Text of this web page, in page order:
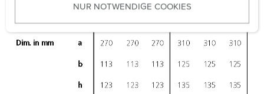
w
a
NUR NOTWENDIGE COOKIES